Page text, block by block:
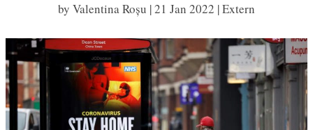
by Valentina Roșu |21 Jan 2022 |Extern